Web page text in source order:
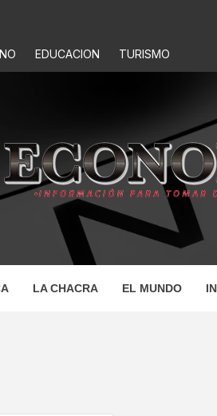
EDUCACION TURISMO
LA CHACRA EL MUNDO